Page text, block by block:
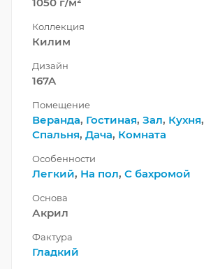
Коллекция
Килим
Дизайн
167A
Помещение
Веранда, Гостиная, Зал, Кухня,
Спальня, Дача, Комната
Особенности
Легкий, На пол, С бахромой
Основа
Акрил
Фактура
Гладкий